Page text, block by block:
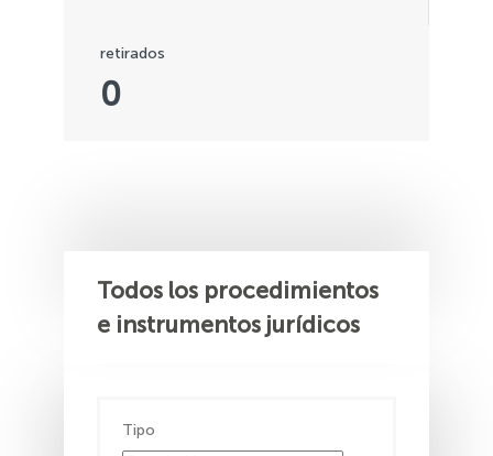
0
retirados
Todos los procedimientos
e instrumentos jurídicos
Tipo